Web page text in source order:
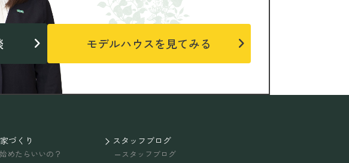
モデルハウスを見てみる
づくり
めたらいいの？
スタッフブログ
スタッフブログ